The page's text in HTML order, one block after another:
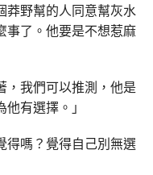
莽野幫的人同意幫灰水
事了。他要是不想惹麻
，我們可以推測，他是
有選擇。」
得嗎？覺得自己別無選